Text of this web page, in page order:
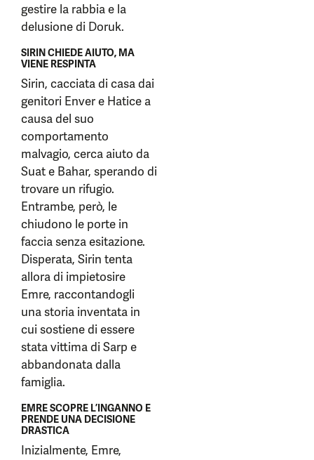
gestire la rabbia e la
delusione di Doruk.
SIRIN CHIEDE AIUTO, MA
VIENE RESPINTA
Sirin, cacciata di casa dai
genitori Enver e Hatice a
causa del suo
comportamento
malvagio, cerca aiuto da
Suat e Bahar, sperando di
trovare un rifugio.
Entrambe, però, le
chiudono le porte in
faccia senza esitazione.
Disperata, Sirin tenta
allora di impietosire
Emre, raccontandogli
una storia inventata in
cui sostiene di essere
stata vittima di Sarp e
abbandonata dalla
famiglia.
EMRE SCOPRE L’INGANNO E
PRENDE UNA DECISIONE
DRASTICA
Inizialmente, Emre,